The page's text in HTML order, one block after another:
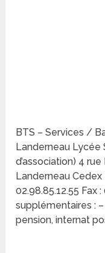
BTS – Services /
Landerneau
d’association) 4
Landerneau
02.98.85.12.55 Fax
supplémentaires :
pension, internat